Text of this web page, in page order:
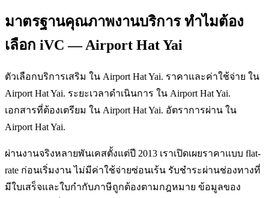
มาตรฐานคุณภาพงานบริการ ทำไมต้อง
เลือก iVC — Airport Hat Yai
ตัวเลือกบริการเสริม ใน Airport Hat Yai. ราคาและค่าใช้จ่าย ใน
Airport Hat Yai. ระยะเวลาดำเนินการ ใน Airport Hat Yai.
เอกสารที่ต้องเตรียม ใน Airport Hat Yai. อัตราการผ่าน ใน
Airport Hat Yai.
ผ่านงานจริงหลายพันเคสตั้งแต่ปี 2013 เราเปิดเผยราคาแบบ flat-
rate ก่อนเริ่มงาน ไม่มีค่าใช้จ่ายซ่อนเร้น รับชำระผ่านช่องทางที่
มีใบเสร็จและใบกำกับภาษีถูกต้องตามกฎหมาย ข้อมูลของ